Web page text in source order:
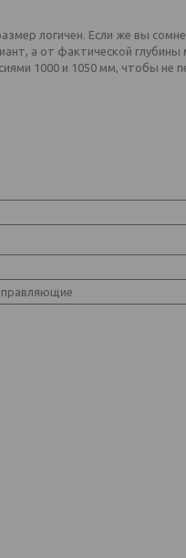
логичен. Если же вы
а от фактической глубины
1000 и 1050 мм, чтобы не